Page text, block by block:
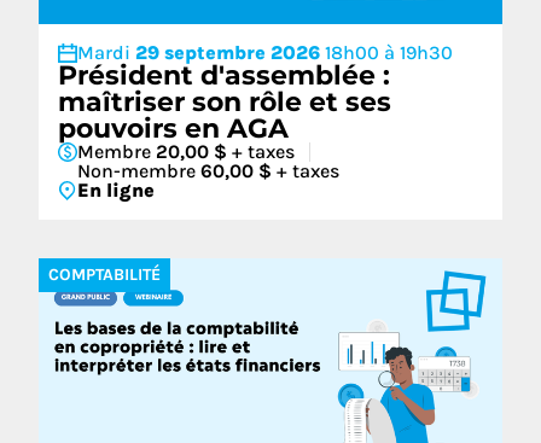
Mardi 29 septembre 2026 18h00 à 19h30
Président d'assemblée :
maîtriser son rôle et ses
pouvoirs en AGA
Membre 20,00 $ + taxes
Non-membre 60,00 $ + taxes
En ligne
COMPTABILITÉ